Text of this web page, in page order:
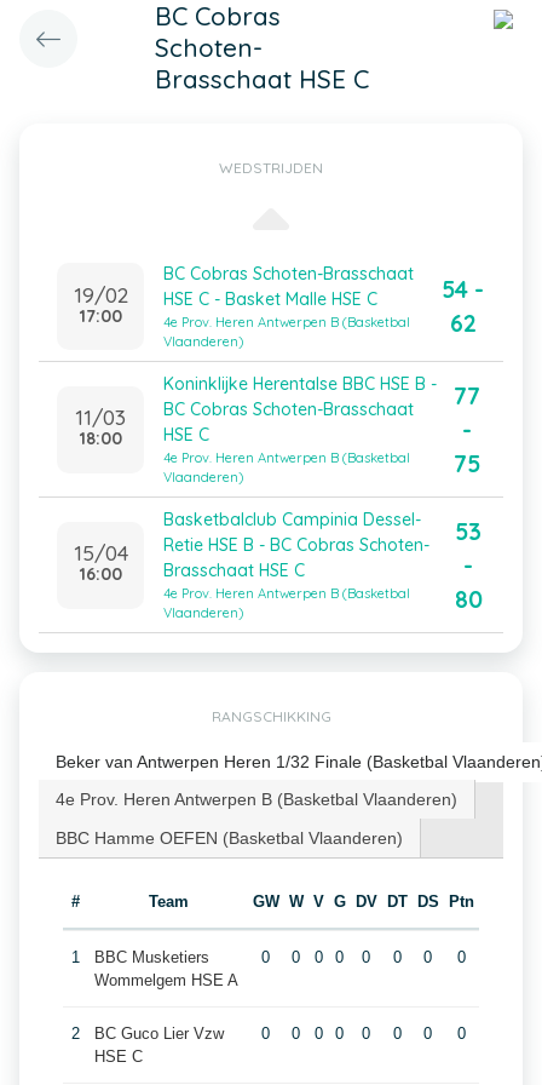
BC Cobras
Schoten-
Brasschaat HSE C
WEDSTRIJDEN
19/02
17:00
BC Cobras Schoten-Brasschaat
HSE C - Basket Malle HSE C
4e Prov. Heren Antwerpen B (Basketbal
Vlaanderen)
54 -
62
11/03
18:00
Koninklijke Herentalse BBC HSE B -
BC Cobras Schoten-Brasschaat
HSE C
4e Prov. Heren Antwerpen B (Basketbal
Vlaanderen)
77
-
75
15/04
16:00
Basketbalclub Campinia Dessel-
Retie HSE B - BC Cobras Schoten-
Brasschaat HSE C
4e Prov. Heren Antwerpen B (Basketbal
Vlaanderen)
53
-
80
RANGSCHIKKING
Beker van Antwerpen Heren 1/32 Finale (Basketbal
4e Prov. Heren Antwerpen B (Basketbal Vlaanderen)
BBC Hamme OEFEN (Basketbal Vlaanderen)
# Team GW W V G DV DT DS Ptn
1
BBC Musketiers
Wommelgem HSE A
0 0 0 0 0 0 0 0
2
BC Guco Lier Vzw
HSE C
0 0 0 0 0 0 0 0